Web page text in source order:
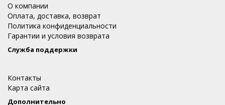
О компании
Оплата, доставка, возврат
Политика конфиденциальности
Гарантии и условия возврата
Служба поддержки
Контакты
Карта сайта
Дополнительно